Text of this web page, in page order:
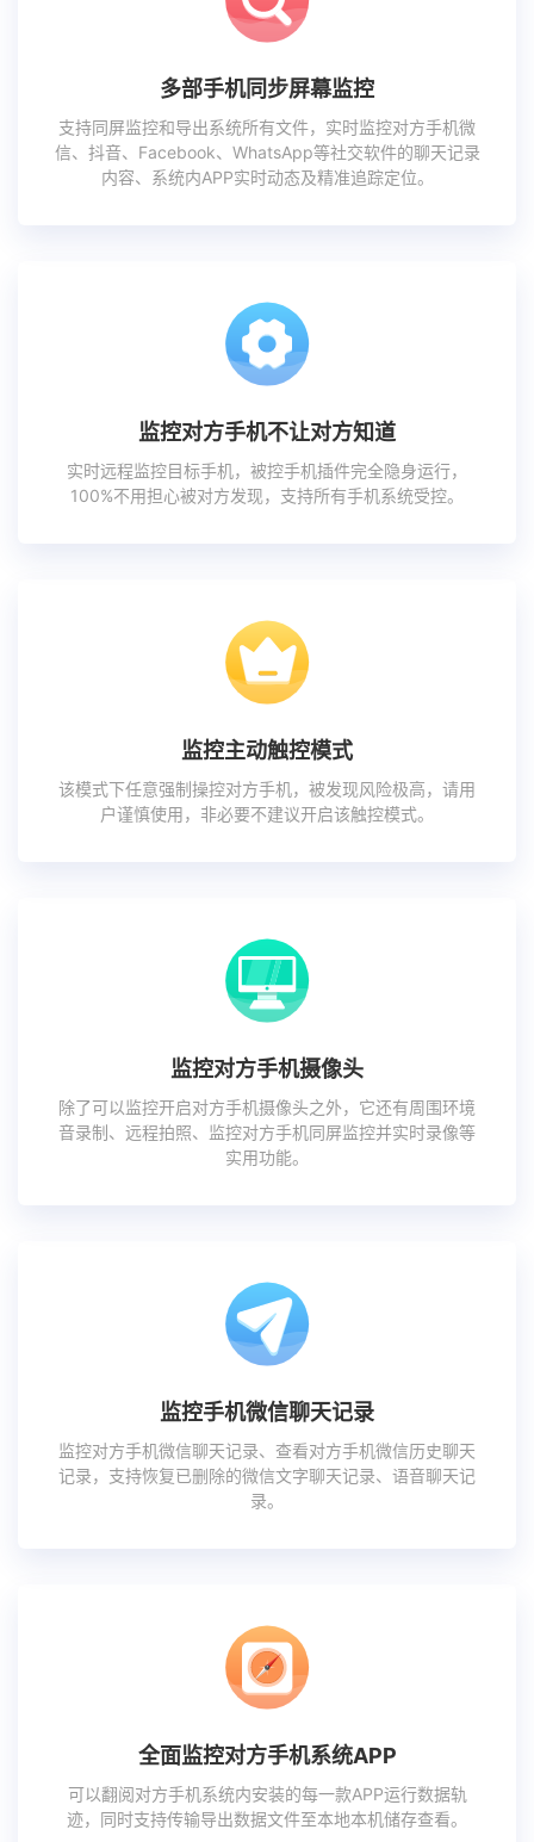
多部手机同步屏幕监控
支持同屏监控和导出系统所有文件，实时监控对方手机微
信、抖音、Facebook、WhatsApp等社交软件的聊天记录
内容、系统内APP实时动态及精准追踪定位。
监控对方手机不让对方知道
实时远程监控目标手机，被控手机插件完全隐身运行，
100%不用担心被对方发现，支持所有手机系统受控。
监控主动触控模式
该模式下任意强制操控对方手机，被发现风险极高，请用
户谨慎使用，非必要不建议开启该触控模式。
监控对方手机摄像头
除了可以监控开启对方手机摄像头之外，它还有周围环境
音录制、远程拍照、监控对方手机同屏监控并实时录像等
实用功能。
监控手机微信聊天记录
监控对方手机微信聊天记录、查看对方手机微信历史聊天
记录，支持恢复已删除的微信文字聊天记录、语音聊天记
录。
全面监控对方手机系统APP
可以翻阅对方手机系统内安装的每一款APP运行数据轨
迹，同时支持传输导出数据文件至本地本机储存查看。